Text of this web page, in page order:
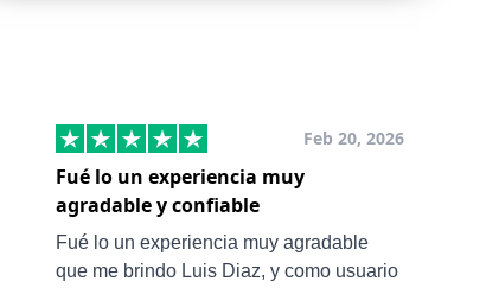
Feb 20, 2026
Fué lo un experiencia muy
agradable y confiable
Fué lo un experiencia muy agradable
que me brindo Luis Diaz, y como usuario